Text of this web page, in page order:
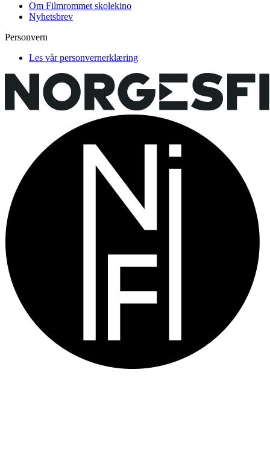
Om Filmrommet skolekino
Nyhetsbrev
Personvern
Les vår personvernerklæring